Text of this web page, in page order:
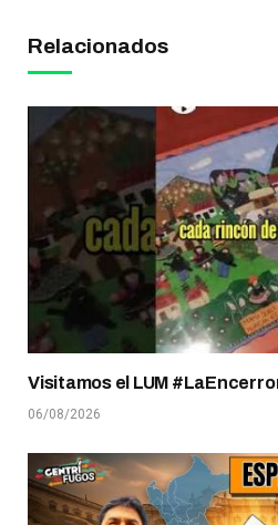
Relacionados
Visitamos el LUM
06/08/2026